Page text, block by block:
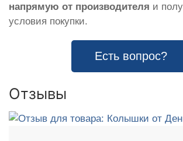
напрямую от производителя и
условия покупки.
Есть вопрос?
Отзывы